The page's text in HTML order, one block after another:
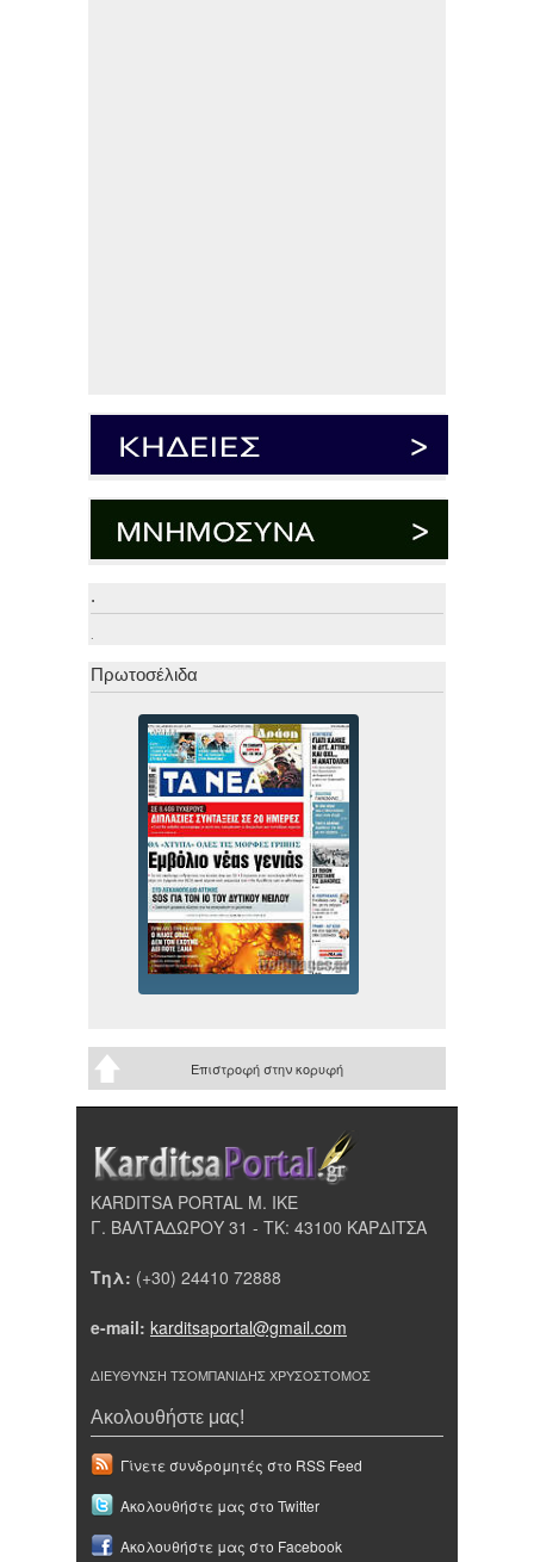
.
Πρωτοσέλιδα
Επιστροφή στην κορυφή
KARDITSA PORTAL Μ. ΙΚΕ
Γ. ΒΑΛΤΑΔΩΡΟΥ 31 - ΤΚ: 43100 ΚΑΡΔΙΤΣΑ
Τηλ: (+30) 24410 72888
e-mail: karditsaportal@gmail.com
ΔΙΕΥΘΥΝΣΗ ΤΣΟΜΠΑΝΙΔΗΣ ΧΡΥΣΟΣΤΟΜΟΣ
Ακολουθήστε μας!
Γίνετε συνδρομητές στο RSS Feed
Ακολουθήστε μας στο Twitter
Ακολουθήστε μας στο Facebook